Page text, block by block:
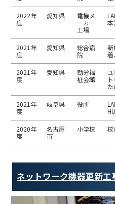
2022年
度
愛知県
電機メ
ーカー
工場
本
2021年
度
愛知県
総合病
院
新
2021年
度
愛知県
勤労福
祉会館
2021年
度
岐阜県 役所
2020年
度
名古屋
市
小学校 校
ネットワーク機器更新工